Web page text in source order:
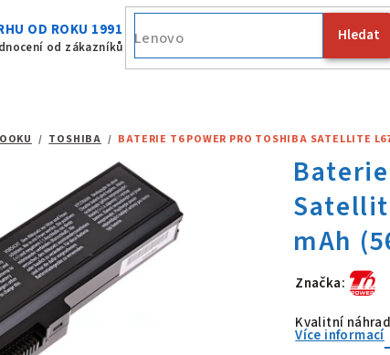
OD ROKU 1991
od zákazníků
Hledat
Fujitsu
/ TOSHIBA / BATERIE T6 POWER PRO TOSHIBA SATELLITE
Značka:
Kvalitní
Více informací